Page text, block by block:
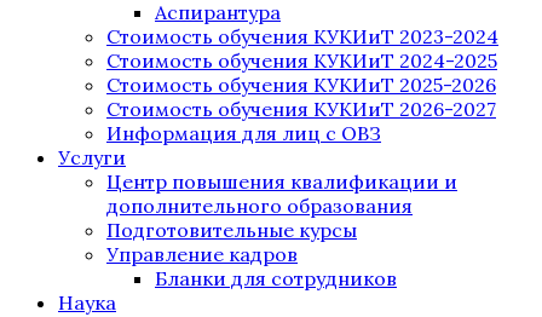
Аспирантура
Стоимость обучения КУКИиТ 2023-2024
Стоимость обучения КУКИиТ 2024-2025
Стоимость обучения КУКИиТ 2025-2026
Стоимость обучения КУКИиТ 2026-2027
Информация для лиц с ОВЗ
Услуги
Центр повышения квалификации и
дополнительного образования
Подготовительные курсы
Управление кадров
Бланки для сотрудников
Наука